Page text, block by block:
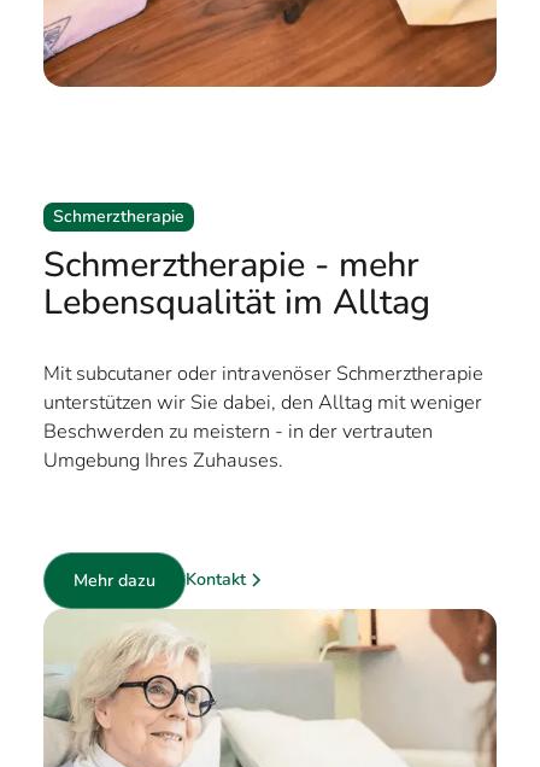
Schmerztherapie
Schmerztherapie - mehr
Lebensqualität im Alltag
Mit subcutaner oder intravenöser Schmerztherapie
unterstützen wir Sie dabei, den Alltag mit weniger
Beschwerden zu meistern - in der vertrauten
Umgebung Ihres Zuhauses.
Mehr dazu Kontakt